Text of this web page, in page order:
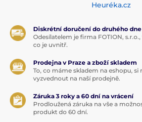
Heuréka.cz
Diskrétní doručení do druhého dne
Odesílatelem je firma FOTION,
co je uvnitř.
Prodejna v Praze a zboží skladem
To, co máme skladem na eshopu,
vyzvednout na naší prodejně.
Záruka 3 roky a 60 dní na vrácení
Prodloužená záruka na vše a
produkt do 60 dní.